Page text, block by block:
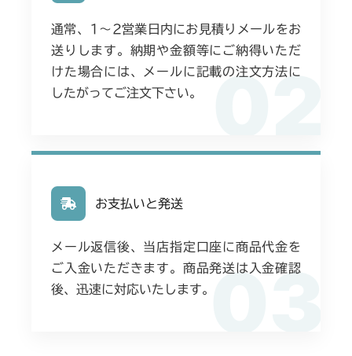
02
通常、1〜2営業日内にお見積りメールをお
送りします。納期や金額等にご納得いただ
けた場合には、メールに記載の注文方法に
したがってご注文下さい。
03
お支払いと発送
メール返信後、当店指定口座に商品代金を
ご入金いただきます。商品発送は入金確認
後、迅速に対応いたします。